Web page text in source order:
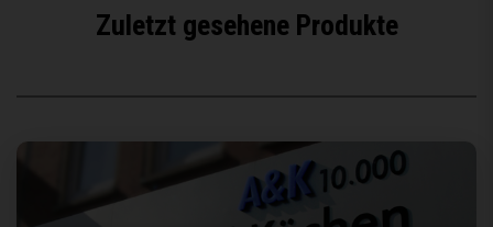
Zuletzt gesehene Produkte